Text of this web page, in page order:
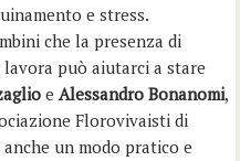
e stress.
che la presenza di
può aiutarci a stare
eAlessandro Bonanomi,
Florovivaisti di
anche un modo pratico e